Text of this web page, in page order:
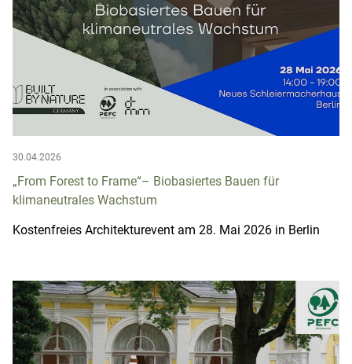
30.04.2026
„From Forest to Frame“– Biobasiertes Bauen für
klimaneutrales Wachstum
Kostenfreies Architekturevent am 28. Mai 2026 in Berlin